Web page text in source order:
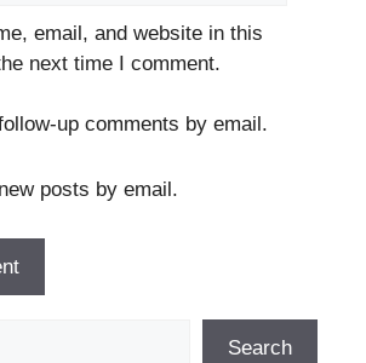
email, and website in this
next time I comment.
up comments by email.
posts by email.
Search